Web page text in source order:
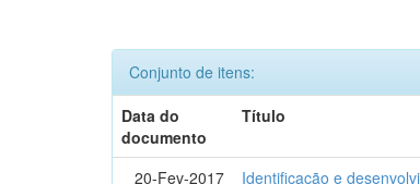
Conjunto de itens:
Data do
documento
Título
20-Fev-2017 Identificação e